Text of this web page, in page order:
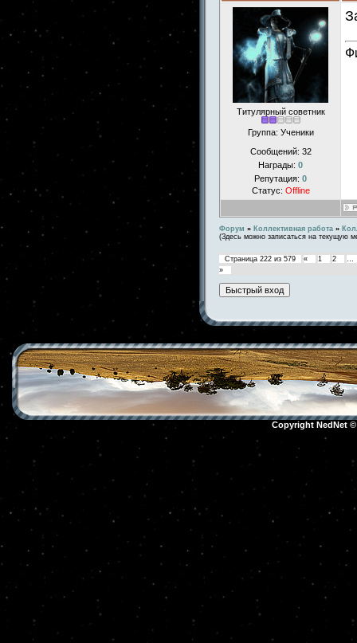
Титулярный советник
Группа: Ученики
Сообщений: 32
Награды: 0
Репутация: 0
Статус: Offline
Форум » Коллективная работа »
(Здесь можно записаться на текущую
Страница 222 из 579 « 1 2
…
»
Copyright NedNet